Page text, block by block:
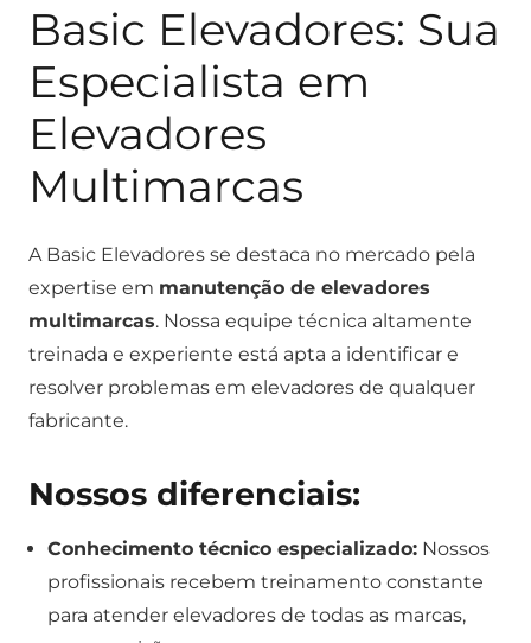
Basic Elevadores: Sua
Especialista em
Elevadores
Multimarcas
A Basic Elevadores se destaca no mercado pela
expertise em manutenção de elevadores
multimarcas. Nossa equipe técnica altamente
treinada e experiente está apta a identificar e
resolver problemas em elevadores de qualquer
fabricante.
Nossos diferenciais:
Conhecimento técnico especializado: Nossos
profissionais recebem treinamento constante
para atender elevadores de todas as marcas,